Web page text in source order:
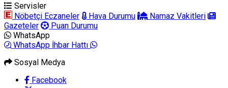
Servisler
Nöbetçi Eczaneler
Hava Durumu
Namaz Vakitleri
Gazeteler
Puan Durumu
WhatsApp
WhatsApp İhbar Hattı
Sosyal Medya
Facebook